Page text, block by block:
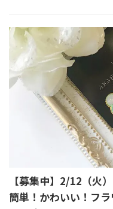
【募集中】2/12（火
簡単！かわいい！フ